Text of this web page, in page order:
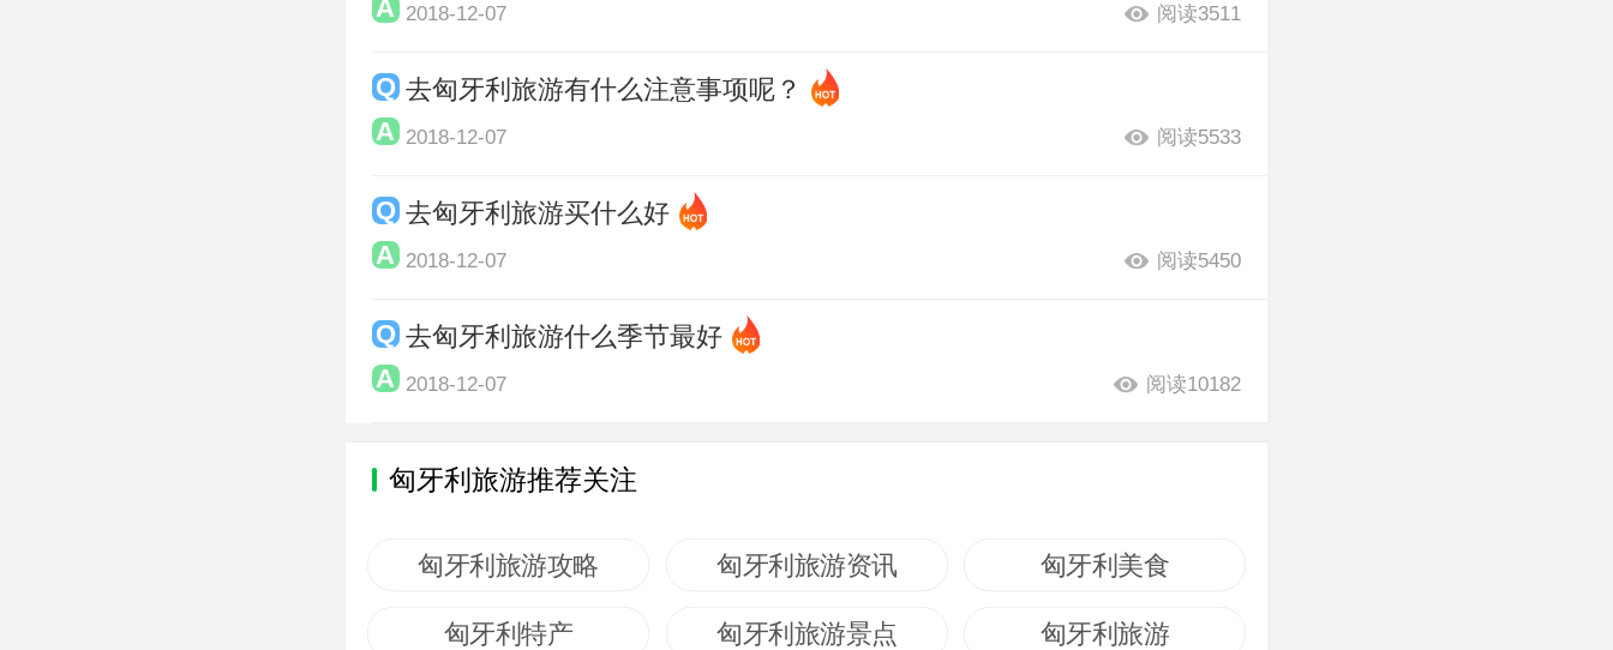
2018-12-07 阅读3511
去匈牙利旅游有什么注意事项呢？
2018-12-07 阅读5533
去匈牙利旅游买什么好
2018-12-07 阅读5450
去匈牙利旅游什么季节最好
2018-12-07 阅读10182
匈牙利旅游推荐关注
匈牙利旅游攻略 匈牙利旅游资讯 匈牙利美食
匈牙利特产 匈牙利旅游景点 匈牙利旅游